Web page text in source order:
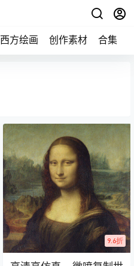
西方绘画 创作素材 合集
9.6折